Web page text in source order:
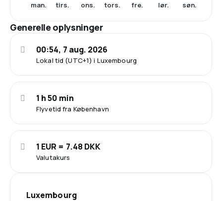
man. tirs. ons. tors. fre. lør. søn.
Generelle oplysninger
Lokal tid (UTC+1) i Luxembourg
00:54, 7 aug. 2026
Flyvetid fra København
1 h 50 min
Valutakurs
1 EUR = 7.48 DKK
Luxembourg